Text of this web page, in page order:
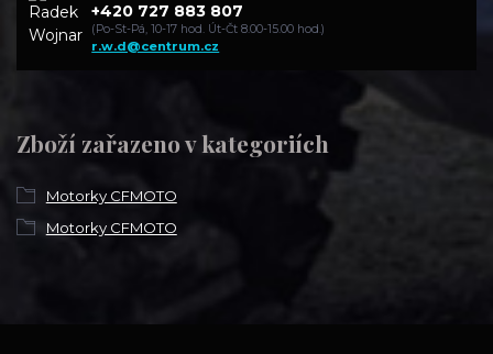
Zboží zařazeno v kategoriích
Motorky CFMOTO
Motorky CFMOTO
+420 727 883 807
(Po-St-Pá, 10-17 hod. Út-Čt 8.00-15.00 hod.)
r.w.d@centrum.cz